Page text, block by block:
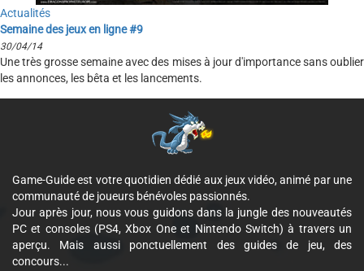
Actualités
Semaine des jeux en ligne #9
30/04/14
Une très grosse semaine avec des mises à jour d'importance sans oublier
les annonces, les bêta et les lancements.
Game-Guide est votre quotidien dédié aux jeux vidéo, animé par une
communauté de joueurs bénévoles passionnés.
Jour après jour, nous vous guidons dans la jungle des nouveautés
PC et consoles (PS4, Xbox One et Nintendo Switch) à travers un
aperçu. Mais aussi ponctuellement des guides de jeu, des
concours...